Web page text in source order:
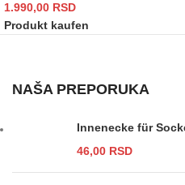
1.990,00 RSD
Produkt kaufen
NAŠA PREPORUKA
Innenecke für
46,00 RSD